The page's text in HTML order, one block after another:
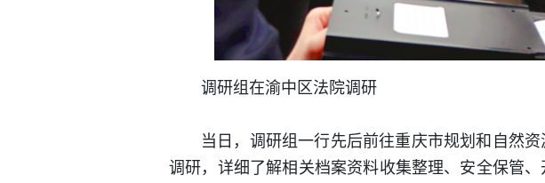
调研组在渝中区法院调研
当日，调研组一行先后前往重庆市规划和自然
调研，详细了解相关档案资料收集整理、安全保管